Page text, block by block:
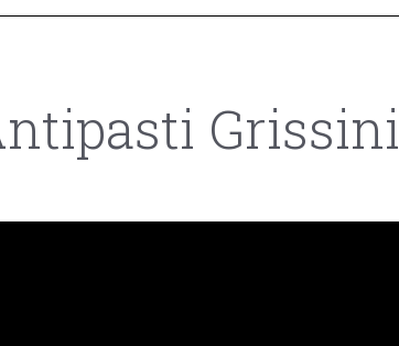
Grissini